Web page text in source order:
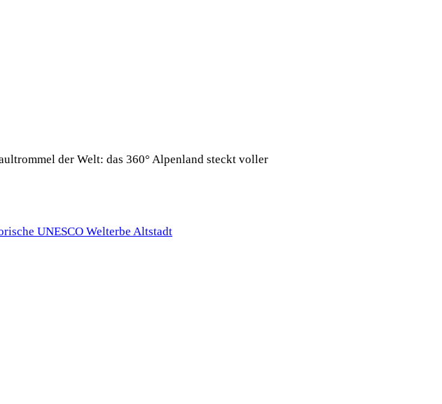
der Welt: das 360° Alpenland steckt voller
UNESCO Welterbe Altstadt